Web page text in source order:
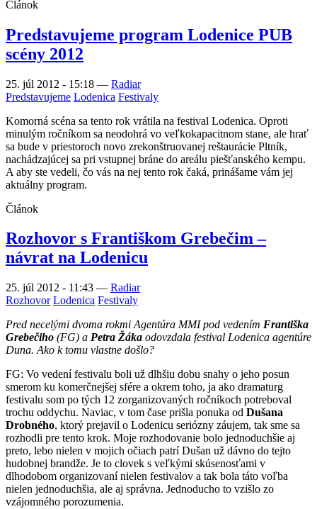
Článok
Predstavujeme program Lodenice PUB
scény 2012
25. júl 2012 - 15:18 — Radiar
Predstavujeme Lodenica Festivaly
Komorná scéna sa tento rok vrátila na festival Lodenica. Oproti
minulým ročníkom sa neodohrá vo veľkokapacitnom stane, ale hrať
sa bude v priestoroch novo zrekonštruovanej reštaurácie Pltník,
nachádzajúcej sa pri vstupnej bráne do areálu piešťanského kempu.
A aby ste vedeli, čo vás na nej tento rok čaká, prinášame vám jej
aktuálny program.
Článok
Rozhovor s Františkom Grebečim –
návrat na Lodenicu
25. júl 2012 - 11:43 — Radiar
Rozhovor Lodenica Festivaly
Pred necelými dvoma rokmi Agentúra MMI pod vedením Františka
Grebečiho (FG) a Petra Žáka odovzdala festival Lodenica agentúre
Duna. Ako k tomu vlastne došlo?
FG: Vo vedení festivalu boli už dlhšiu dobu snahy o jeho posun
smerom ku komerčnejšej sfére a okrem toho, ja ako dramaturg
festivalu som po tých 12 zorganizovaných ročníkoch potreboval
trochu oddychu. Naviac, v tom čase prišla ponuka od Dušana
Drobného, ktorý prejavil o Lodenicu seriózny záujem, tak sme sa
rozhodli pre tento krok. Moje rozhodovanie bolo jednoduchšie aj
preto, lebo nielen v mojich očiach patrí Dušan už dávno do tejto
hudobnej brandže. Je to clovek s veľkými skúsenosťami v
dlhodobom organizovaní nielen festivalov a tak bola táto voľba
nielen jednoduchšia, ale aj správna. Jednoducho to vzišlo zo
vzájomného porozumenia.